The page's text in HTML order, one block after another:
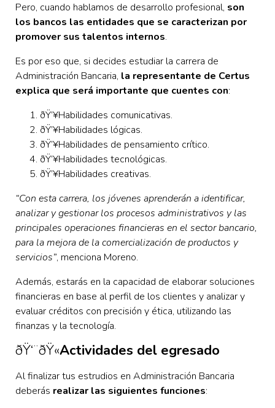
Pero, cuando hablamos de desarrollo profesional, son
los bancos las entidades que se caracterizan por
promover sus talentos internos.
Es por eso que, si decides estudiar la carrera de
Administración Bancaria, la representante de Certus
explica que será importante que cuentes con:
ðŸ’¥Habilidades comunicativas.
ðŸ’¥Habilidades lógicas.
ðŸ’¥Habilidades de pensamiento crítico.
ðŸ’¥Habilidades tecnológicas.
ðŸ’¥Habilidades creativas.
“Con esta carrera, los jóvenes aprenderán a identificar,
analizar y gestionar los procesos administrativos y las
principales operaciones financieras en el sector bancario,
para la mejora de la comercialización de productos y
servicios”, menciona Moreno.
Además, estarás en la capacidad de elaborar soluciones
financieras en base al perfil de los clientes y analizar y
evaluar créditos con precisión y ética, utilizando las
finanzas y la tecnología.
ðŸ‘¨‍ðŸ«Actividades del egresado
Al finalizar tus estrudios en Administración Bancaria
deberás realizar las siguientes funciones: